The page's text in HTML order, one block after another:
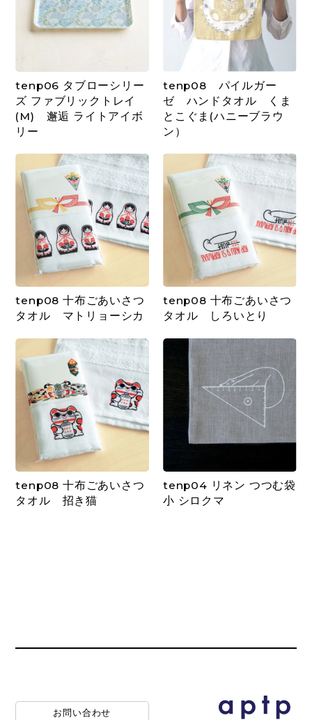
tenp06 タブローシリー
ズ ファブリックトレイ
(M) 邂逅 ライトアイボ
リー
tenp08 パイルガー
ゼ ハンドタオル くま
とこぐま(ハニーブラウ
ン）
tenp08 十布ごあいさつ
タオル マトリョーシカ
tenp08 十布ごあいさつ
タオル しろいとり
tenp08 十布ごあいさつ
タオル 招き猫
tenp04 リネン つつむ袋
小 シロクマ
お問い合わせ